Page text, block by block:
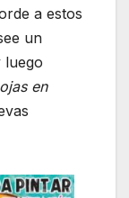
a estos
un
luego
en